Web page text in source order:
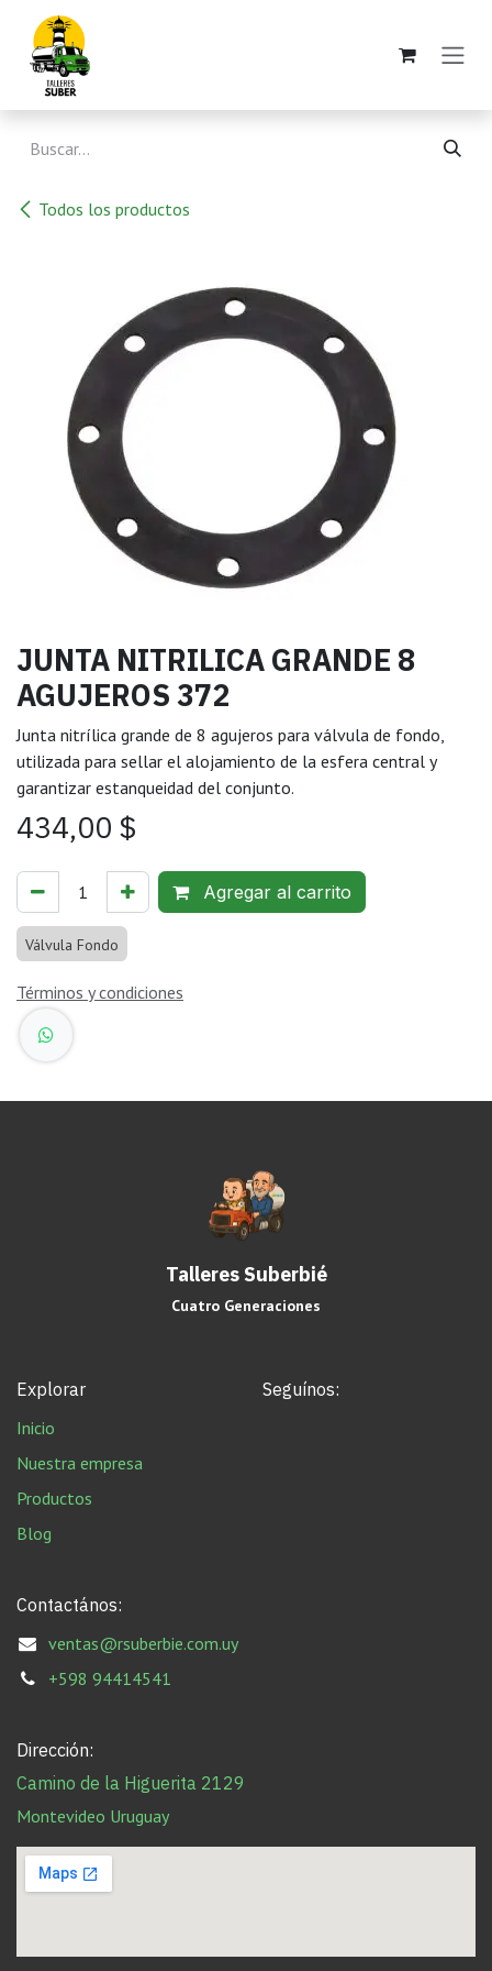
Ir al contenido
Todos los productos
JUNTA NITRILICA GRANDE 8
AGUJEROS 372
Junta nitrílica grande de 8 agujeros para válvula de fondo,
utilizada para sellar el alojamiento de la esfera central y
garantizar estanqueidad del conjunto.
434,00 $
Agregar al carrito
Válvula Fondo
Términos y condiciones
Talleres Suberbié
Cuatro Generaciones
Explorar
Inicio
Nuestra empresa
Productos
Blog
Contactános:
ventas@rsuberbie.com.uy
+598 94414541
Seguínos:
Dirección:
Camino de la Higuerita 2129
Montevideo Uruguay